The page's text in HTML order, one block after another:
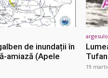
de inundații în
amiază (Apele
19